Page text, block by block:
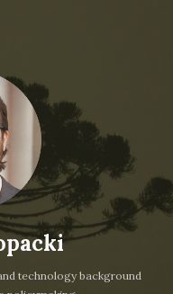
technology background